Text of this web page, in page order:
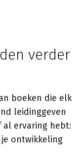
verder
boeken die elk
leidinggeven
al ervaring hebt:
ontwikkeling